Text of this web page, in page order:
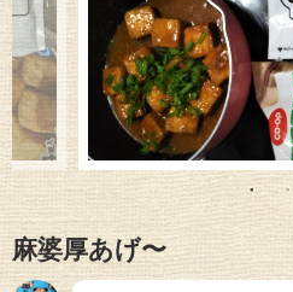
麻婆厚あげ〜